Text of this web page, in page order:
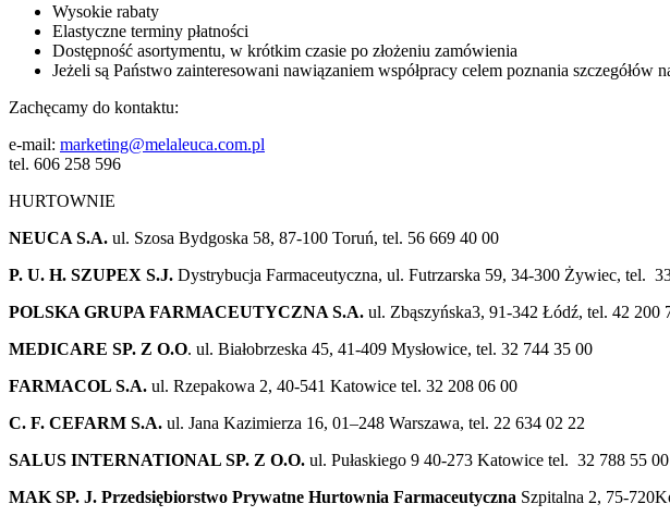
Wysokie rabaty
Elastyczne terminy płatności
Dostępność asortymentu, w krótkim czasie po złożeniu zamówienia
Jeżeli są Państwo zainteresowani nawiązaniem współpracy celem poznania
Zachęcamy do kontaktu:
e-mail: marketing@melaleuca.com.pl
tel. 606 258 596
HURTOWNIE
NEUCA S.A. ul. Szosa Bydgoska 58, 87-100 Toruń, tel. 56 669 40 00
P. U. H. SZUPEX S.J. Dystrybucja Farmaceutyczna, ul. Futrzarska 59, 34-300 Żywiec, tel.
POLSKA GRUPA FARMACEUTYCZNA S.A. ul. Zbąszyńska3, 91-342 Łódź, tel. 42 200
MEDICARE SP. Z O.O. ul. Białobrzeska 45, 41-409 Mysłowice, tel. 32 744 35 00
FARMACOL S.A. ul. Rzepakowa 2, 40-541 Katowice tel. 32 208 06 00
C. F. CEFARM S.A. ul. Jana Kazimierza 16, 01–248 Warszawa, tel. 22 634 02 22
SALUS INTERNATIONAL SP. Z O.O. ul. Pułaskiego 9 40-273 Katowice tel. 32 788 55 00
MAK SP. J. Przedsiębiorstwo Prywatne Hurtownia Farmaceutyczna Szpitalna 2, 75-